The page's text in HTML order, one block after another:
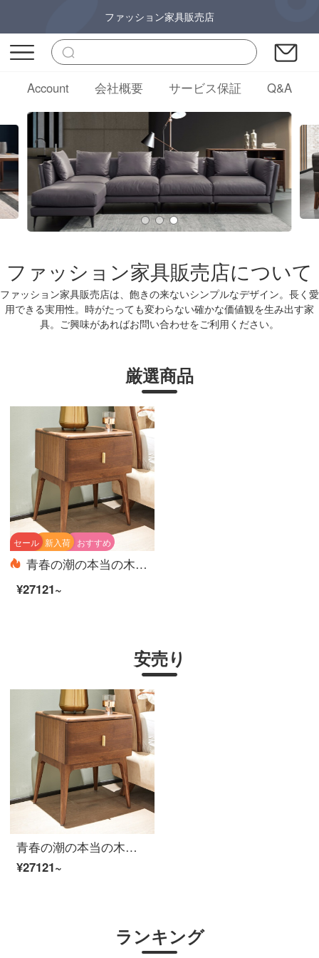
ファッション家具販売店
Account 会社概要 サービス保証 Q&A
ファッション家具販売店について
ファッション家具販売店は、飽きの来ないシンプルなデザイン。長く愛
用できる実用性。時がたっても変わらない確かな価値観を生み出す家
具。ご興味があればお問い合わせをご利用ください。
厳選商品
おすすめ
新入荷
セール
青春の潮の本当の木の寝床の頭の戸棚の北アメリカの暗いクルミの木の簡単な予約の寝床の別荘の寝室の軽奢な単独の引き出しの寝具の47*42*55 cm
¥27121~
安売り
青春の潮の本当の木の寝床の頭の戸棚の北アメリカの暗いクルミの木の簡単な予約の寝床の別荘の寝室の軽奢な単独の引き出しの寝具の47*42*55 cm
¥27121~
ランキング